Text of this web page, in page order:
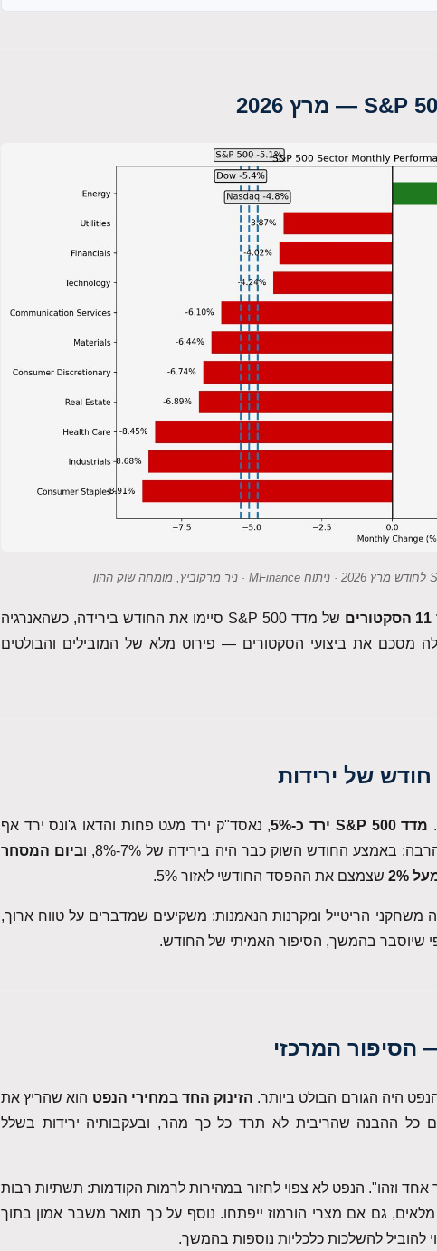
של מדד S&P 500 סיימו את החודש בירידה, כשהאנרגיה
מסכם את ביצועי הסקטורים — פירוט מלא של המובילים והבולטים
של ירידות
מדד S&P 500 ירד כ-5%
, נאסד"ק ירד מעט פחות והדאו ג'ונס ירד אף
באמצע החודש השוק כבר היה בירידה של 7%-8%, ו
ביום המסחר
שצמצם את ההפסד החודשי לאזור 5%.
הריטייל ומקרנות הנאמנות: משקיעים שמדברים על טווח ארוך,
שיוסבר בהמשך, הסיפור האמיתי של החודש.
הסיפור המרכזי
היה הגורם הבולט ביותר. הזינוק החד במחירי הנפט הוא שהריץ את
כל ההבנה שהריבית לא תרד כל כך מהר, ובעקבותיה ירידות בשלל
וזהו". הנפט לא צפוי לחזור במהירות לרמות הקודמות: תשתיות רבות
מלאים, גם אם מצרי הורמוז ייפתחו. נוסף על כך תואר משבר אמון בתוך
להשלכות כלכליות נוספות בהמשך.